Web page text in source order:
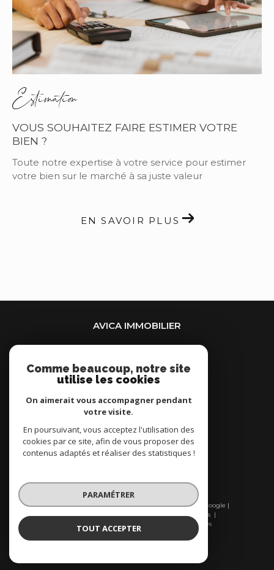
Estimation
VOUS SOUHAITEZ FAIRE ESTIMER VOTRE
BIEN ?
Toute notre expertise à votre service pour estimer
votre bien sur le marché à sa juste valeur
EN SAVOIR PLUS
AVICA IMMOBILIER
agence@avica-immobilier.com
4 avenue du Bel Air
Nous suivre sur
© 2026 | Tous droits réservés | Traduction powered by Google |
Mentions légales
Cookies
Comme beaucoup, notre site
utilise les cookies
On aimerait vous accompagner pendant
votre visite.
En poursuivant, vous acceptez l'utilisation des
cookies par ce site, afin de vous proposer des
contenus adaptés et réaliser des statistiques !
PARAMÉTRER
TOUT ACCEPTER